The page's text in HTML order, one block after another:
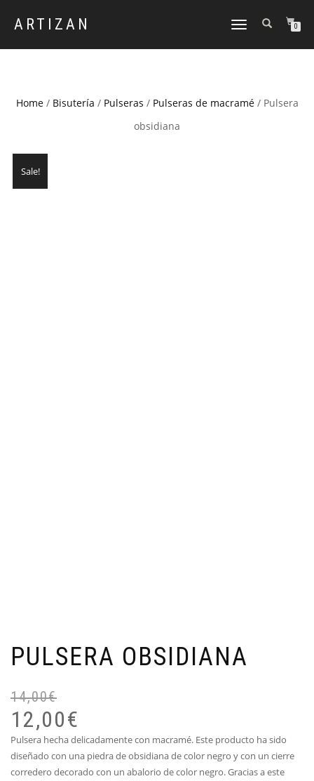
ARTIZAN
CAMBIAR
0
Home/ Bisutería / Pulseras / Pulseras de macramé/ Pulsera
obsidiana
Sale!
PULSERA OBSIDIANA
14,00€
12,00€
Pulsera hecha delicadamente con macramé. Este producto ha sido
diseñado con una piedra de obsidiana de color negro y con un cierre
corredero decorado con un abalorio de color negro. Gracias a este